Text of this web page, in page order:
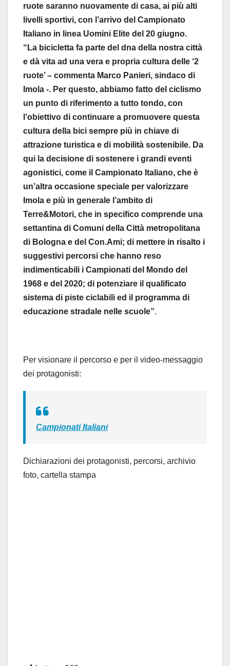
ruote saranno nuovamente di casa, ai più alti
livelli sportivi, con l’arrivo del Campionato
Italiano in linea Uomini Elite del 20 giugno.
“La bicicletta fa parte del dna della nostra città
e dà vita ad una vera e propria cultura delle ‘2
ruote’ – commenta Marco Panieri, sindaco di
Imola -. Per questo, abbiamo fatto del ciclismo
un punto di riferimento a tutto tondo, con
l’obiettivo di continuare a promuovere questa
cultura della bici sempre più in chiave di
attrazione turistica e di mobilità sostenibile. Da
qui la decisione di sostenere i grandi eventi
agonistici, come il Campionato Italiano, che è
un’altra occasione speciale per valorizzare
Imola e più in generale l’ambito di
Terre&Motori, che in specifico comprende una
settantina di Comuni della Città metropolitana
di Bologna e del Con.Ami; di mettere in risalto i
suggestivi percorsi che hanno reso
indimenticabili i Campionati del Mondo del
1968 e del 2020; di potenziare il qualificato
sistema di piste ciclabili ed il programma di
educazione stradale nelle scuole”.
Per visionare il percorso e per il video-messaggio
dei protagonisti:
Campionati Italiani
Dichiarazioni dei protagonisti, percorsi, archivio
foto, cartella stampa